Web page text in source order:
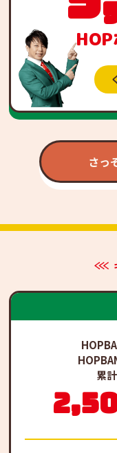
HOP
さっ
累